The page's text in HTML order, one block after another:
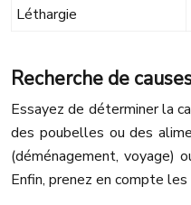
Léthargie
Recherche de
Essayez de déterminer la
des poubelles ou des
(déménagement, voyage)
Enfin, prenez en compte